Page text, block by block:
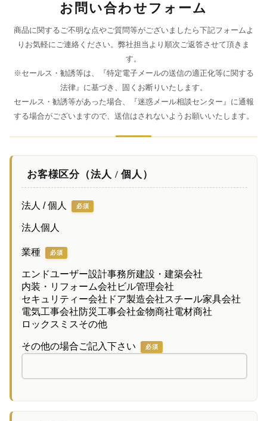
お問い合わせフォーム
商品に関するご不明な点やご質問等がございましたら下記フォームよ
りお気軽にご連絡ください。弊社担当より順次ご返答させて頂きま
す。
※セールス・勧誘等は、『特定電子メールの送信の適正化等に関する
法律』に基づき、固くお断りいたします。
セールス・勧誘等があった場合、『迷惑メール相談センター』に通報
する場合がございますので、送信はされないようお願いいたします。
お客様区分（法人 / 個人）
法人 / 個人 必須
法人個人
業種 必須
エンドユーザー設計事務所建設・建築会社
内装・リフォーム会社 ビル管理会社
セキュリティー会社 ドア製造会社スチール家具会社
電気工事会社 防災工事会社金物商社電材商社
ロックスミスその他
その他の場合ご記入下さい 必須